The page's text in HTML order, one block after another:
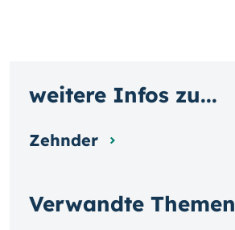
Verwandte Themen
weitere Infos zu...
Zehnder